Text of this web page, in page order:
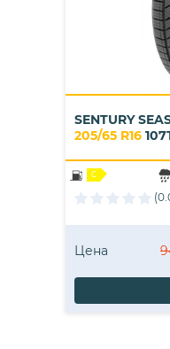
SENTURY
205/65 R16
C
Цена